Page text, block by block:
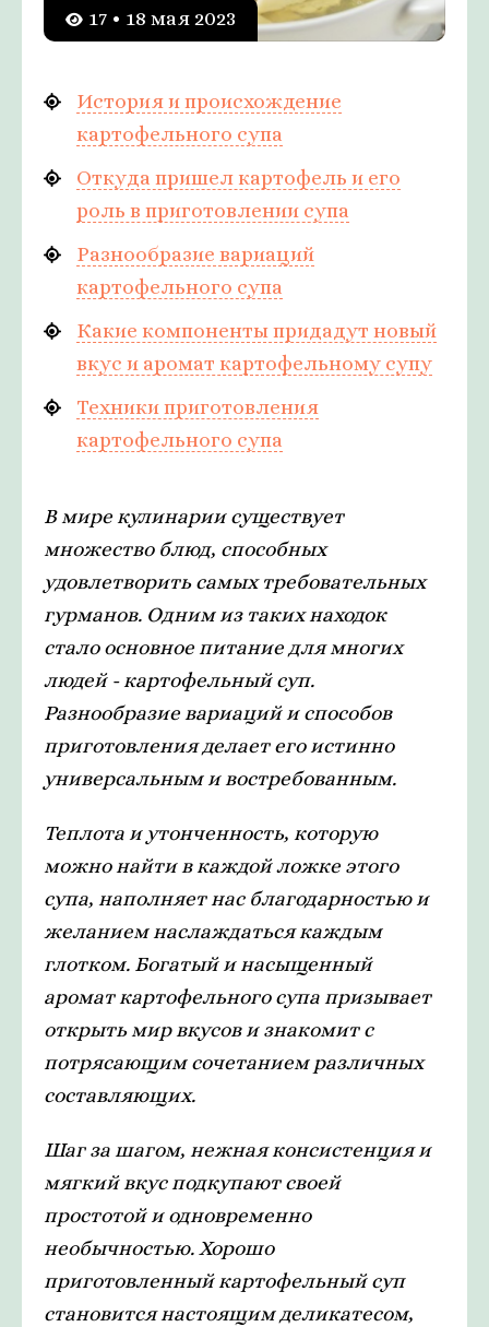
17 • 18 мая 2023
История и происхождение
картофельного супа
Откуда пришел картофель и его
роль в приготовлении супа
Разнообразие вариаций
картофельного супа
Какие компоненты придадут новый
вкус и аромат картофельному супу
Техники приготовления
картофельного супа
В мире кулинарии существует
множество блюд, способных
удовлетворить самых требовательных
гурманов. Одним из таких находок
стало основное питание для многих
людей - картофельный суп.
Разнообразие вариаций и способов
приготовления делает его истинно
универсальным и востребованным.
Теплота и утонченность, которую
можно найти в каждой ложке этого
супа, наполняет нас благодарностью и
желанием наслаждаться каждым
глотком. Богатый и насыщенный
аромат картофельного супа призывает
открыть мир вкусов и знакомит с
потрясающим сочетанием различных
составляющих.
Шаг за шагом, нежная консистенция и
мягкий вкус подкупают своей
простотой и одновременно
необычностью. Хорошо
приготовленный картофельный суп
становится настоящим деликатесом,